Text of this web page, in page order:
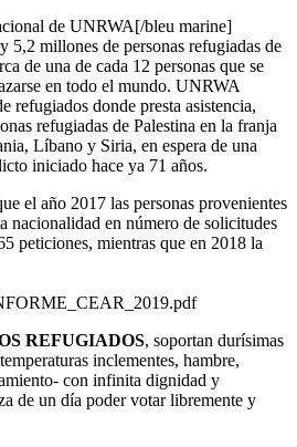
de UNRWA[/bleu marine]
5,2 millones de personas refugiadas de
de una de cada 12 personas que se
en todo el mundo. UNRWA
refugiados donde presta asistencia,
refugiadas de Palestina en la franja
Líbano y Siria, en espera de una
iniciado hace ya 71 años.
el año 2017 las personas provenientes
nacionalidad en número de solicitudes
peticiones, mientras que en 2018 la
REFUGIADOS, soportan durísimas
inclementes, hambre,
con infinita dignidad y
de un día poder votar libremente y